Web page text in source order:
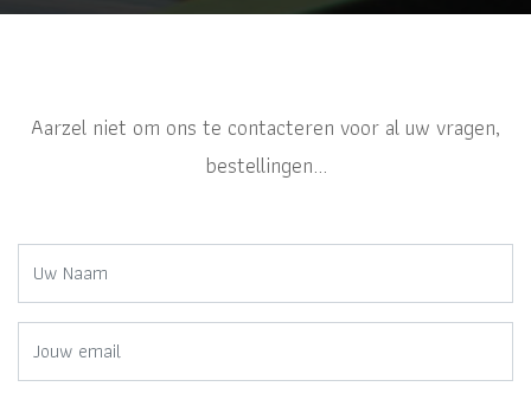
Aarzel niet om ons te contacteren voor al uw vragen,
bestellingen...